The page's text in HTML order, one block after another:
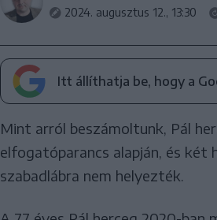
2024. augusztus 12., 13:30
Itt állíthatja be, hogy a
Mint arról beszámoltunk, Pál
elfogatóparancs alapján, és
szabadlábra nem helyezték.